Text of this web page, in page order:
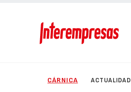
CÁRNICA ACTUALIDAD